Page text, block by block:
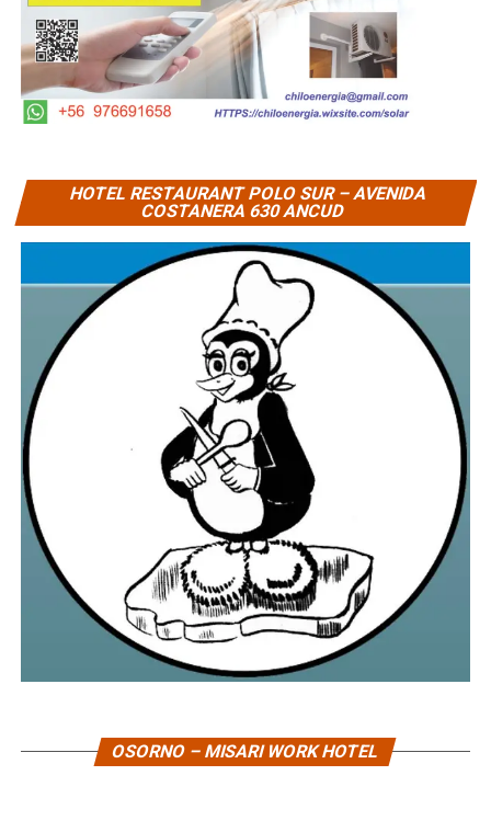
HOTEL RESTAURANT POLO SUR – AVENIDA
COSTANERA 630 ANCUD
OSORNO – MISARI WORK HOTEL